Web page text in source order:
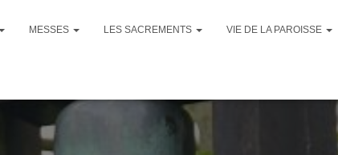
MESSES LES SACREMENTS VIE DE LA PAROISSE